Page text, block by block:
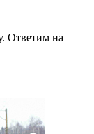
Ответим на